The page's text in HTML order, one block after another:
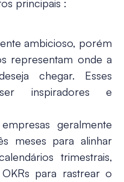
principais :
ambicioso, porém
representam onde a
chegar. Esses
inspiradores e
geralmente
meses para alinhar
trimestrais,
para rastrear o